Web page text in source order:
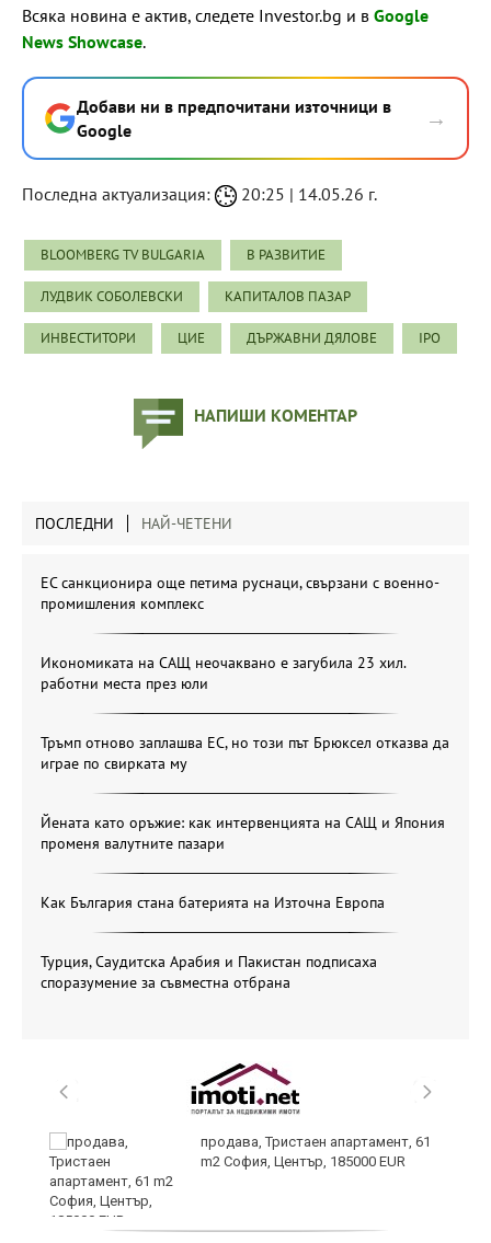
Всяка новина е актив, следете Investor.bg и в Google
News Showcase.
Добави ни в предпочитани източници в
Google
→
Последна актуализация: 20:25 | 14.05.26 г.
BLOOMBERG TV BULGARIA В РАЗВИТИЕ
ЛУДВИК СОБОЛЕВСКИ КАПИТАЛОВ ПАЗАР
ИНВЕСТИТОРИ ЦИЕ ДЪРЖАВНИ ДЯЛОВЕ IPO
НАПИШИ КОМЕНТАР
ПОСЛЕДНИ НАЙ-ЧЕТЕНИ
ЕС санкционира още петима руснаци, свързани с военно-
промишления комплекс
Икономиката на САЩ неочаквано е загубила 23 хил.
работни места през юли
Тръмп отново заплашва ЕС, но този път Брюксел отказва да
играе по свирката му
Йената като оръжие: как интервенцията на САЩ и Япония
променя валутните пазари
Как България стана батерията на Източна Европа
Турция, Саудитска Арабия и Пакистан подписаха
споразумение за съвместна отбрана
продава, Тристаен апартамент, 61
m2 София, Център, 185000 EUR